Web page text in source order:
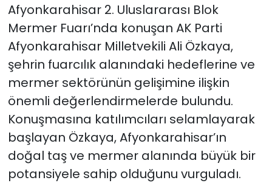
Afyonkarahisar 2. Uluslararası Blok
Mermer Fuarı’nda konuşan AK Parti
Afyonkarahisar Milletvekili Ali Özkaya,
şehrin fuarcılık alanındaki hedeflerine ve
mermer sektörünün gelişimine ilişkin
önemli değerlendirmelerde bulundu.
Konuşmasına katılımcıları selamlayarak
başlayan Özkaya, Afyonkarahisar’ın
doğal taş ve mermer alanında büyük bir
potansiyele sahip olduğunu vurguladı.